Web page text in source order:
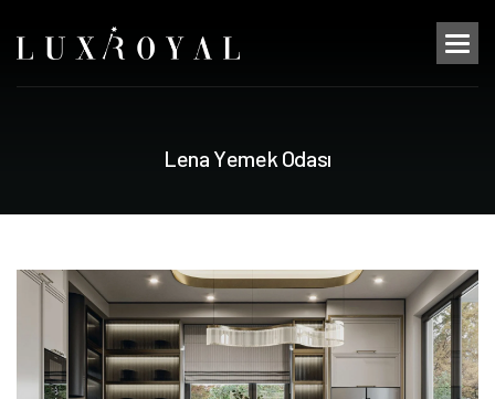
Lena Yemek Odası